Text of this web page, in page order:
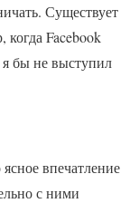
Существует
Facebook
бы не выступил
впечатление
с ними